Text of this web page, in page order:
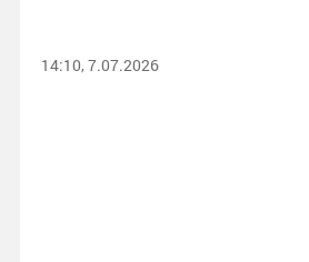
14:10, 7.07.2026